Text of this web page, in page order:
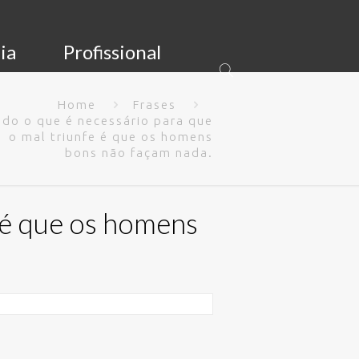
Profissional
Home
Frases
o que é necessário para que
o mal triunfe é que os homens
bons não façam nada.
que os homens